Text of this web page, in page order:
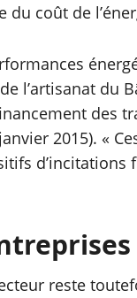
du coût de
l’artisanat
des
2015). «
d’incitations
reste